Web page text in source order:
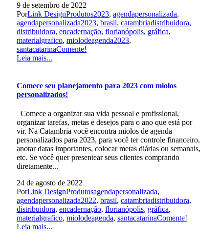
9 de setembro de 2022
PorLink DesignProdutos2023, agendapersonalizada,
agendapersonalizada2023, brasil, catambriadistribuidora,
distribuidora, encadernação, florianópolis, gráfica,
materialgrafico, miolodeagenda2023,
santacatarinaComente!
Leia mais...
Comece seu planejamento para 2023 com miolos
personalizados!
Comece a organizar sua vida pessoal e profissional,
organizar tarefas, metas e desejos para o ano que está por
vir. Na Catambria você encontra miolos de agenda
personalizados para 2023, para você ter controle financeiro,
anotar datas importantes, colocar metas diárias ou semanais,
etc. Se você quer presentear seus clientes comprando
diretamente...
24 de agosto de 2022
PorLink DesignProdutosagendapersonalizada,
agendapersonalizada2022, brasil, catambriadistribuidora,
distribuidora, encadernação, florianópolis, gráfica,
materialgrafico, miolodeagenda, santacatarinaComente!
Leia mais...